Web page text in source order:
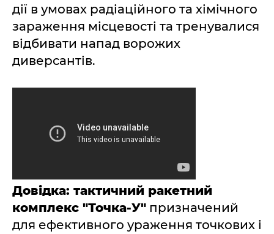
дії в умовах радіаційного та хімічного
зараження місцевості та тренувалися
відбивати напад ворожих
диверсантів.
Довідка: тактичний ракетний
комплекс "Точка-У" призначений
для ефективного ураження точкових і